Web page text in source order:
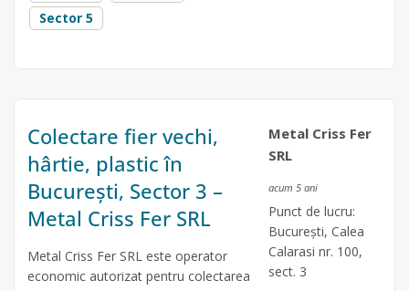
Sector 5
Colectare fier vechi,
hârtie, plastic în
București, Sector 3 –
Metal Criss Fer SRL
Metal Criss Fer SRL este operator
economic autorizat pentru colectarea
Metal Criss Fer
SRL
acum 5 ani
Punct de lucru:
București, Calea
Calarasi nr. 100,
sect. 3